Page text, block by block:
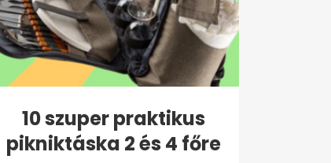
10 szuper praktikus
pikniktáska 2 és 4 főre